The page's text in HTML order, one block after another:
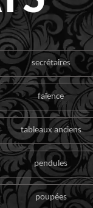
secrétaires
faïence
tableaux anciens
pendules
poupées